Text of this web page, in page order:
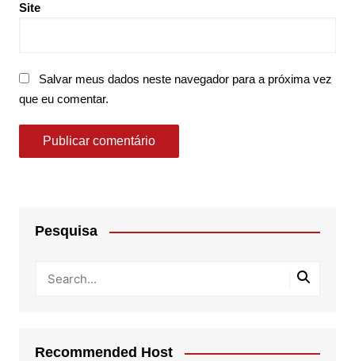
Site
Salvar meus dados neste navegador para a próxima vez
que eu comentar.
Pesquisa
Recommended Host